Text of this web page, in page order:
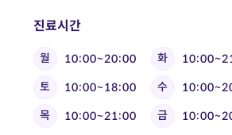
진료시간
월 10:00~20:00 화
토
10:00~18:00 수
목
10:00~21:00 금